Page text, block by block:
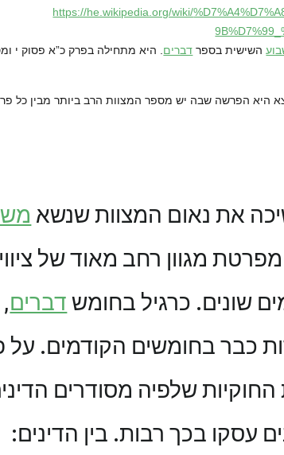
https://he.wikipedia.org/wiki/
השישית בספר דברים . היא מתחילה בפרק כ”א פסוק י
היא הפרשה שבה יש מספר המצוות הרב ביותר מבין כל
את נאום המצוות שנשא
מגוון רחב מאוד של
שונים. כרגיל בחומש דברים
כבר בחומשים הקודמים. על
שלפיה מסודרים
עסקו בכך רבות. בין הדינים: